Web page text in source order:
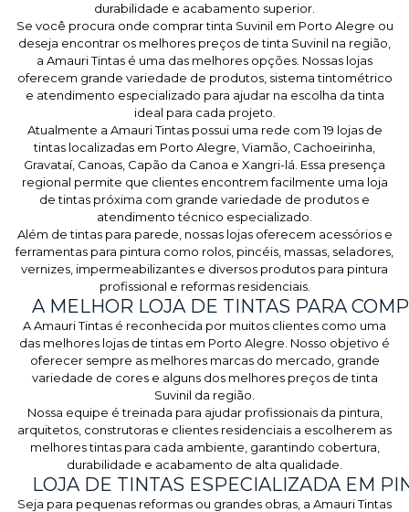
durabilidade e acabamento superior.
Se você procura onde comprar tinta Suvinil em Porto Alegre ou
deseja encontrar os melhores preços de tinta Suvinil na região,
a Amauri Tintas é uma das melhores opções. Nossas lojas
oferecem grande variedade de produtos, sistema tintométrico
e atendimento especializado para ajudar na escolha da tinta
ideal para cada projeto.
Atualmente a Amauri Tintas possui uma rede com 19 lojas de
tintas localizadas em Porto Alegre, Viamão, Cachoeirinha,
Gravataí, Canoas, Capão da Canoa e Xangri-lá. Essa presença
regional permite que clientes encontrem facilmente uma loja
de tintas próxima com grande variedade de produtos e
atendimento técnico especializado.
Além de tintas para parede, nossas lojas oferecem acessórios e
ferramentas para pintura como rolos, pincéis, massas, seladores,
vernizes, impermeabilizantes e diversos produtos para pintura
profissional e reformas residenciais.
A MELHOR LOJA DE TINTAS PARA
A Amauri Tintas é reconhecida por muitos clientes como uma
das melhores lojas de tintas em Porto Alegre. Nosso objetivo é
oferecer sempre as melhores marcas do mercado, grande
variedade de cores e alguns dos melhores preços de tinta
Suvinil da região.
Nossa equipe é treinada para ajudar profissionais da pintura,
arquitetos, construtoras e clientes residenciais a escolherem as
melhores tintas para cada ambiente, garantindo cobertura,
durabilidade e acabamento de alta qualidade.
LOJA DE TINTAS ESPECIALIZADA EM
Seja para pequenas reformas ou grandes obras, a Amauri Tintas